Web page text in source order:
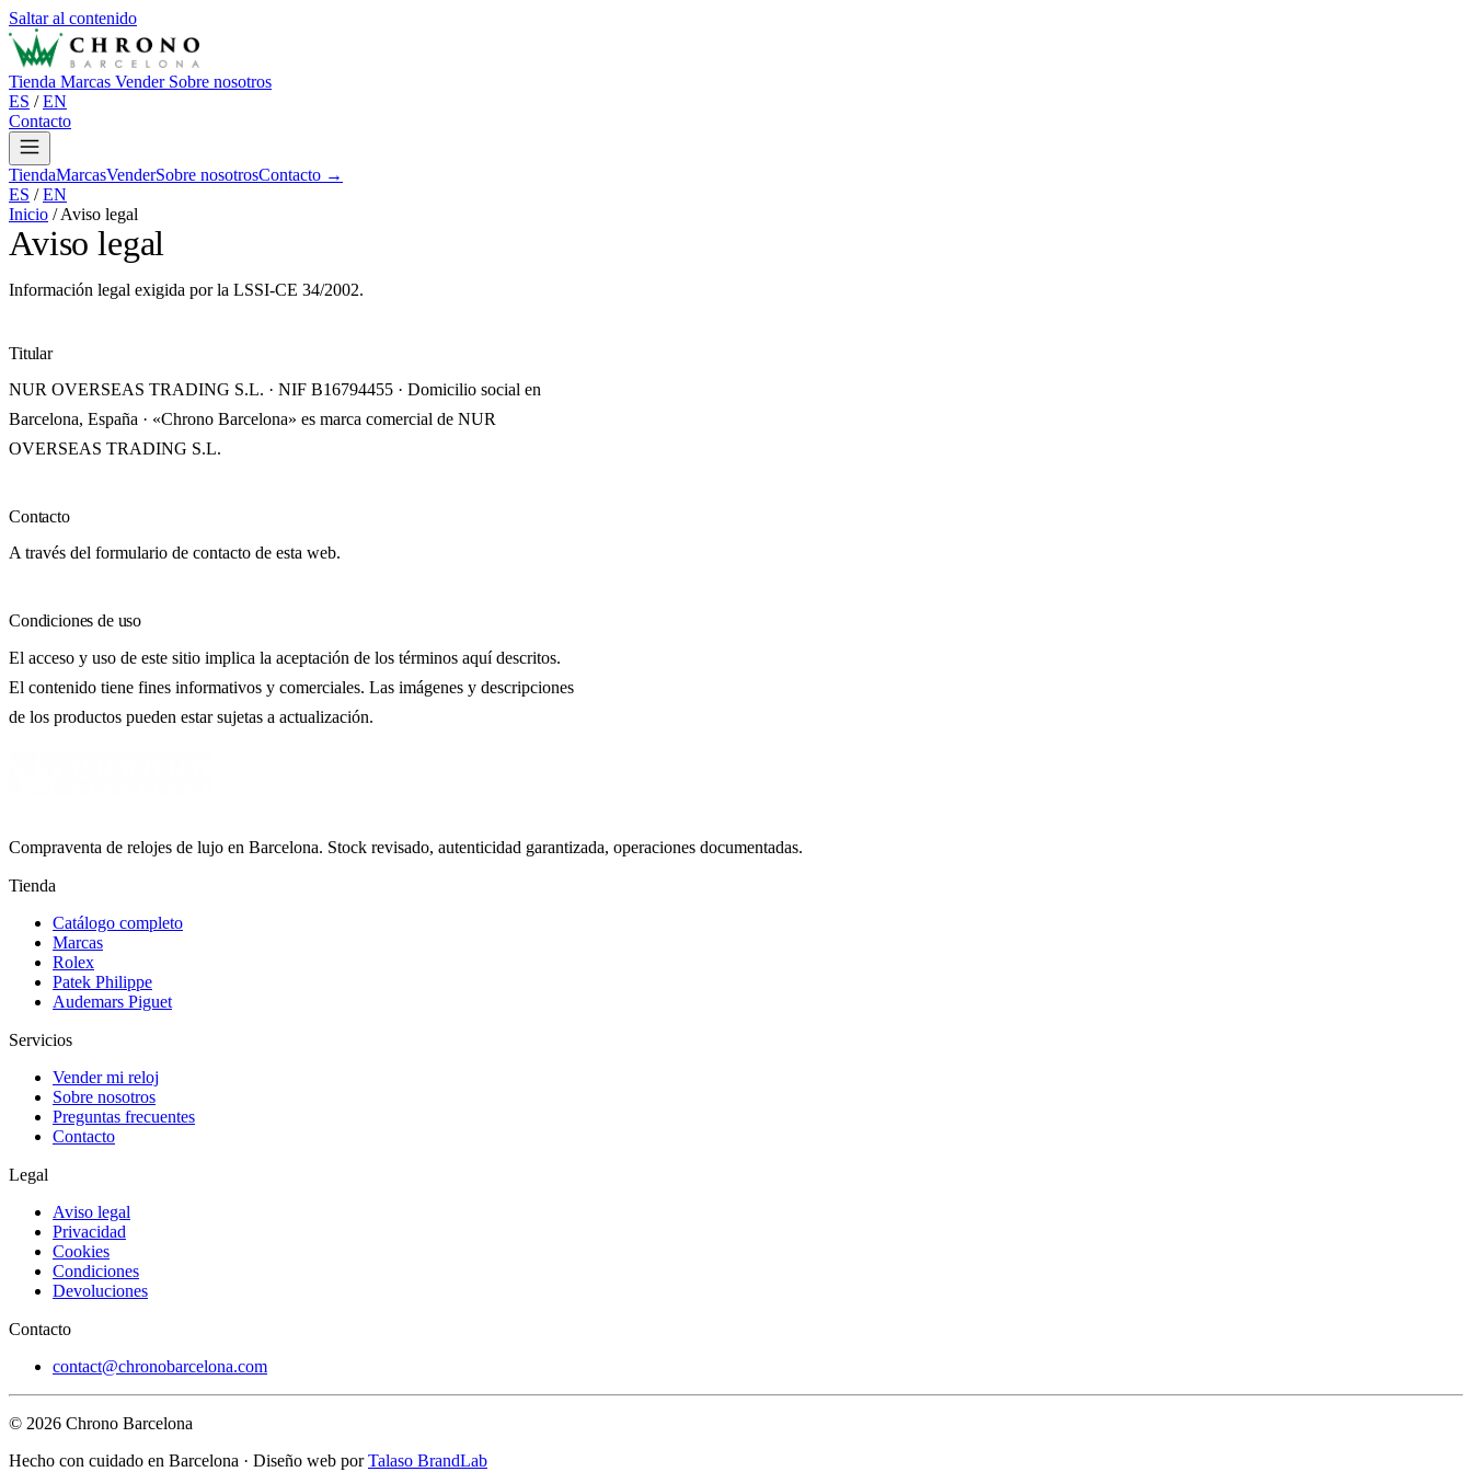
Saltar al contenido
Tienda Marcas Vender Sobre nosotros
ES / EN
Contacto
TiendaMarcasVenderSobre nosotrosContacto →
ES / EN
Inicio / Aviso legal
Aviso legal
Información legal exigida por la LSSI-CE 34/2002.
Titular
NUR OVERSEAS TRADING S.L. · NIF B16794455 · Domicilio social en
Barcelona, España · «Chrono Barcelona» es marca comercial de NUR
OVERSEAS TRADING S.L.
Contacto
A través del formulario de contacto de esta web.
Condiciones de uso
El acceso y uso de este sitio implica la aceptación de los términos aquí descritos.
El contenido tiene fines informativos y comerciales. Las imágenes y descripciones
de los productos pueden estar sujetas a actualización.
Compraventa de relojes de lujo en Barcelona. Stock revisado, autenticidad garantizada, operaciones documentadas.
Tienda
Catálogo completo
Marcas
Rolex
Patek Philippe
Audemars Piguet
Servicios
Vender mi reloj
Sobre nosotros
Preguntas frecuentes
Contacto
Legal
Aviso legal
Privacidad
Cookies
Condiciones
Devoluciones
Contacto
contact@chronobarcelona.com
© 2026 Chrono Barcelona
Hecho con cuidado en Barcelona · Diseño web porTalaso BrandLab